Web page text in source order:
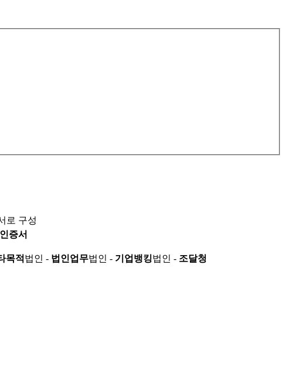
로 구성
증서
목적 법인 - 법인업무법인 - 기업뱅킹법인 - 조달청